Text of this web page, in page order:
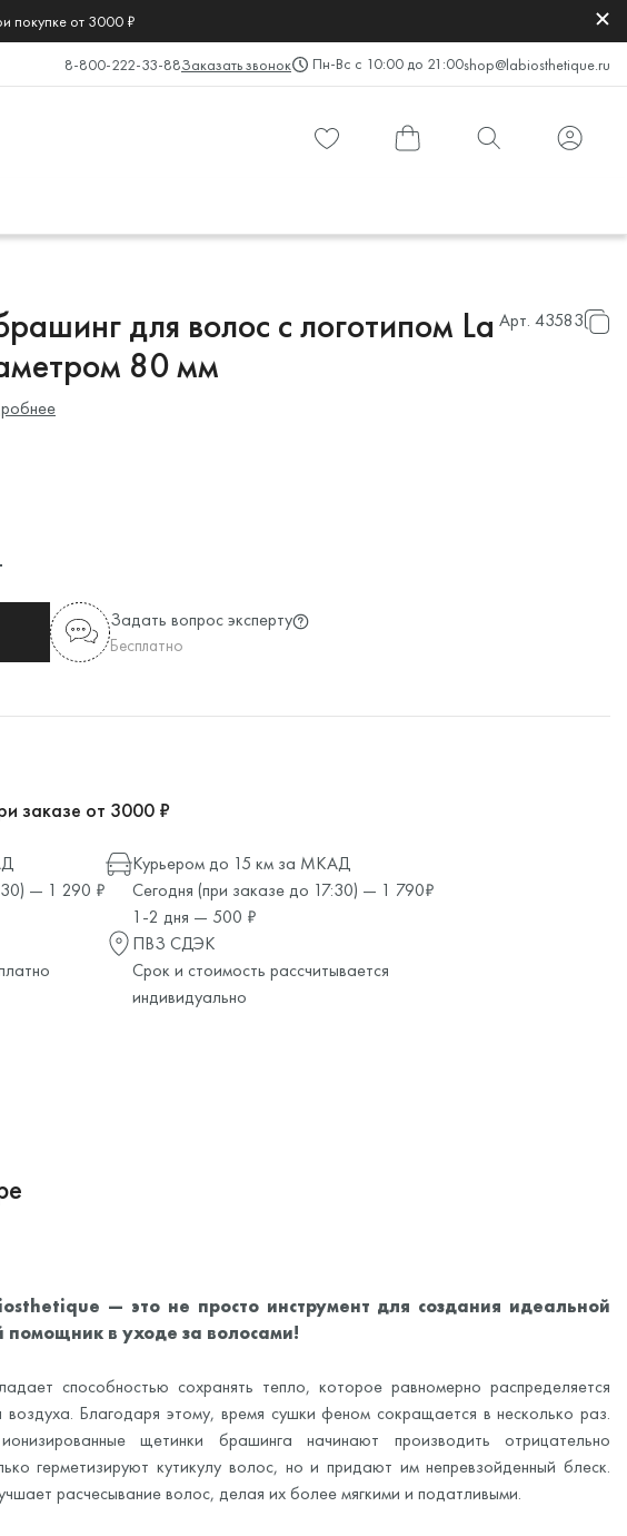
покупке от 3000 ₽
8-800-222-33-88Заказать звонок Пн-Вс с 10:00 до 21:00shop@labiosthetique.ru
для волос с логотипом La
80 мм
Арт. 43583
Задать вопрос эксперту
Бесплатно
заказе от 3000 ₽
— 1 290 ₽
Курьером до 15 км за МКАД
Сегодня (при заказе до 17:30) — 1 790₽
1-2 дня — 500 ₽
ПВЗ СДЭК
Срок и стоимость рассчитывается
индивидуально
— это не просто инструмент для создания идеальной
в уходе за волосами!
способностью сохранять тепло, которое равномерно распределяется
Благодаря этому, время сушки феном сокращается в несколько раз.
щетинки брашинга начинают производить отрицательно
герметизируют кутикулу волос, но и придают им непревзойденный блеск.
расчесывание волос, делая их более мягкими и податливыми.